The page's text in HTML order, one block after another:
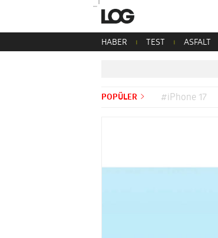
HABER TEST ASFALT
POPÜLER #iPhone 17